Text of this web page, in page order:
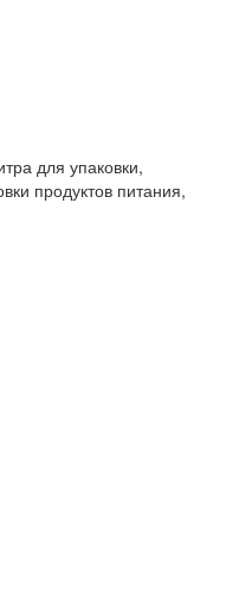
для упаковки,
продуктов питания,